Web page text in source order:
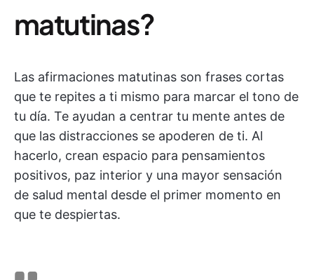
matutinas?
Las afirmaciones matutinas son frases cortas
que te repites a ti mismo para marcar el tono de
tu día. Te ayudan a centrar tu mente antes de
que las distracciones se apoderen de ti. Al
hacerlo, crean espacio para pensamientos
positivos, paz interior y una mayor sensación
de salud mental desde el primer momento en
que te despiertas.